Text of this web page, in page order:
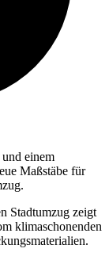
einem
Maßstäbe für
Stadtumzug zeigt
klimaschonenden